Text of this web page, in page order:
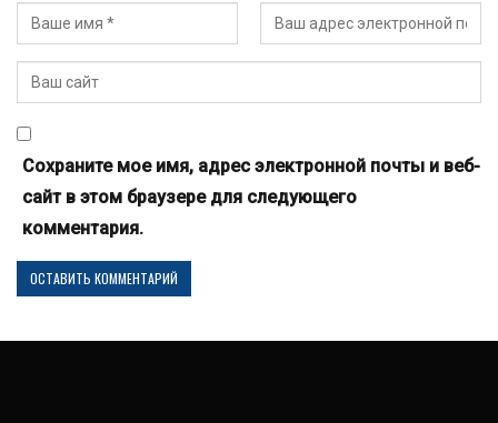
Сохраните мое имя, адрес электронной почты и веб-
сайт в этом браузере для следующего
комментария.